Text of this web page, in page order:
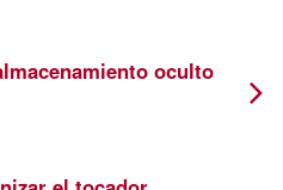
oculto